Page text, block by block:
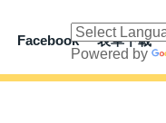
Facebook
表單下載
Powered by